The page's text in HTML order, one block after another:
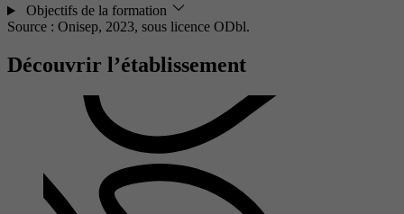
Objectifs de la formation
Source : Onisep, 2023, sous licence ODbl.
Découvrir l’établissement